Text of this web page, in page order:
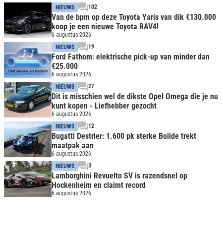
NIEUWS
102
Van de bpm op deze Toyota Yaris van dik €130.000
koop je een nieuwe Toyota RAV4!
6 augustus 2026
NIEUWS
19
Ford Fathom: elektrische pick-up van minder dan
€25.000
6 augustus 2026
NIEUWS
27
Dit is misschien wel de dikste Opel Omega die je nu
kunt kopen - Liefhebber gezocht
6 augustus 2026
NIEUWS
12
Bugatti Destrier: 1.600 pk sterke Bolide trekt
maatpak aan
6 augustus 2026
NIEUWS
3
Lamborghini Revuelto SV is razendsnel op
Hockenheim en claimt record
6 augustus 2026